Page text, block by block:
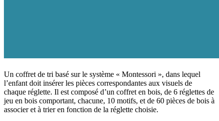
Un coffret de tri basé sur le système « Montessori », dans lequel
l’enfant doit insérer les pièces correspondantes aux visuels de
chaque réglette. Il est composé d’un coffret en bois, de 6 réglettes de
jeu en bois comportant, chacune, 10 motifs, et de 60 pièces de bois à
associer et à trier en fonction de la réglette choisie.